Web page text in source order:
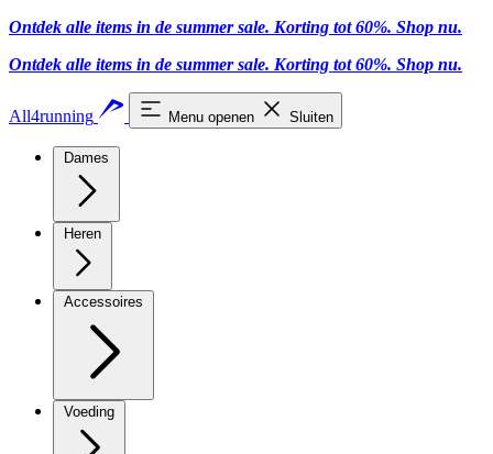
Ontdek alle items in de summer sale. Korting tot 60%. Shop nu.
Ontdek alle items in de summer sale. Korting tot 60%. Shop nu.
All4running Menu openen Sluiten
Dames
Heren
Accessoires
Voeding